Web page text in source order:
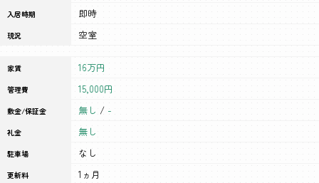
入居時期
即時
現況 空室
家賃 16万円
管理費 15,000円
敷金/保証金 無し / -
礼金 無し
駐車場 なし
更新料 1ヵ月